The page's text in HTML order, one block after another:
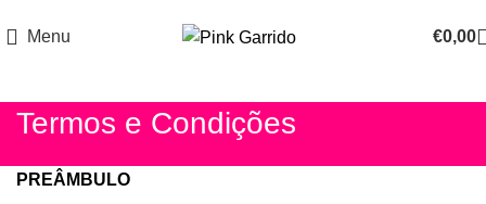
Menu €0,00
Termos e Condições
PREÂMBULO